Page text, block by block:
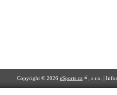
Copyright © 2026 eSports.cz , s.r.o. |